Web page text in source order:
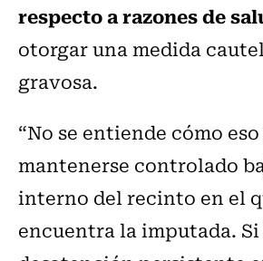
respecto a razones de
otorgar una medida
gravosa.
“No se entiende cómo
mantenerse controlado
interno del recinto en el
encuentra la imputada.